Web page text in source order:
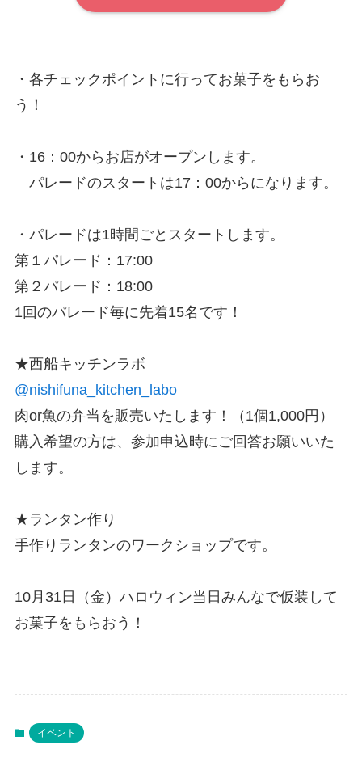
・各チェックポイントに行ってお菓子をもらお
う！
・16：00からお店がオープンします。
パレードのスタートは17：00からになります。
・パレードは1時間ごとスタートします。
第１パレード：17:00
第２パレード：18:00
1回のパレード毎に先着15名です！
★西船キッチンラボ
@nishifuna_kitchen_labo
肉or魚の弁当を販売いたします！（1個1,000円）
購入希望の方は、参加申込時にご回答お願いいた
します。
★ランタン作り
手作りランタンのワークショップです。
10月31日（金）ハロウィン当日みんなで仮装して
お菓子をもらおう！
イベント